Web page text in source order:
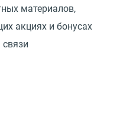
материалов,
акциях и бонусах